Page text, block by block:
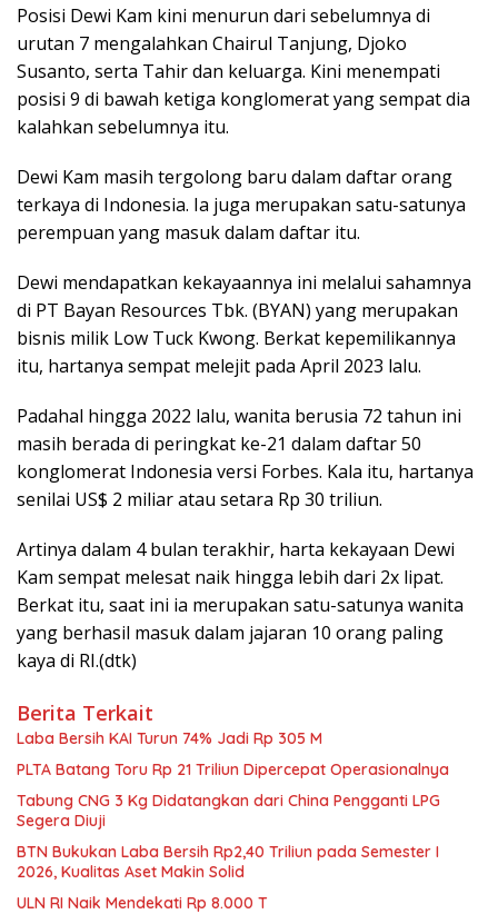
Posisi Dewi Kam kini menurun dari sebelumnya di
urutan 7 mengalahkan Chairul Tanjung, Djoko
Susanto, serta Tahir dan keluarga. Kini menempati
posisi 9 di bawah ketiga konglomerat yang sempat dia
kalahkan sebelumnya itu.
Dewi Kam masih tergolong baru dalam daftar orang
terkaya di Indonesia. Ia juga merupakan satu-satunya
perempuan yang masuk dalam daftar itu.
Dewi mendapatkan kekayaannya ini melalui sahamnya
di PT Bayan Resources Tbk. (BYAN) yang merupakan
bisnis milik Low Tuck Kwong. Berkat kepemilikannya
itu, hartanya sempat melejit pada April 2023 lalu.
Padahal hingga 2022 lalu, wanita berusia 72 tahun ini
masih berada di peringkat ke-21 dalam daftar 50
konglomerat Indonesia versi Forbes. Kala itu, hartanya
senilai US$ 2 miliar atau setara Rp 30 triliun.
Artinya dalam 4 bulan terakhir, harta kekayaan Dewi
Kam sempat melesat naik hingga lebih dari 2x lipat.
Berkat itu, saat ini ia merupakan satu-satunya wanita
yang berhasil masuk dalam jajaran 10 orang paling
kaya di RI.(dtk)
Berita Terkait
Laba Bersih KAI Turun 74% Jadi Rp 305 M
PLTA Batang Toru Rp 21 Triliun Dipercepat Operasionalnya
Tabung CNG 3 Kg Didatangkan dari China Pengganti LPG
Segera Diuji
BTN Bukukan Laba Bersih Rp2,40 Triliun pada Semester I
2026, Kualitas Aset Makin Solid
ULN RI Naik Mendekati Rp 8.000 T